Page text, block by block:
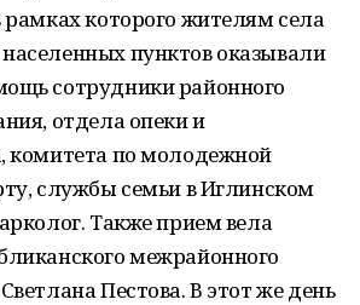
рамках которого жителям села
пунктов оказывали
сотрудники районного
отдела опеки и
комитета по молодежной
службы семьи в Иглинском
Также прием вела
межрайонного
Пестова. В этот же день